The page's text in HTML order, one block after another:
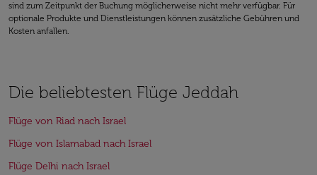
sind zum Zeitpunkt der Buchung möglicherweise nicht mehr verfügbar. Für
optionale Produkte und Dienstleistungen können zusätzliche Gebühren und
Kosten anfallen.
Die beliebtesten Flüge Jeddah
Flüge von Riad nach Israel
Flüge von Islamabad nach Israel
Flüge Delhi nach Israel